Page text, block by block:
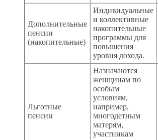
Дополнительные
пенсии
(накопительные)
Индивидуальные
и коллективные
накопительные
программы для
повышения
уровня дохода.
Льготные
пенсии
Назначаются
женщинам по
особым
условиям,
например,
многодетным
матерям,
участникам